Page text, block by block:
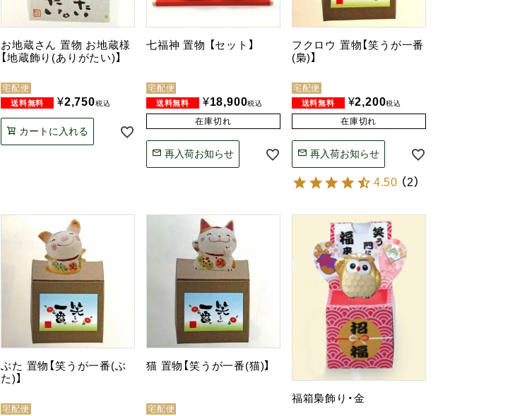
お地蔵さん 置物 お地蔵様
【地蔵飾り(ありがたい)】
宅配便
¥2,750税込
カートに入れる
七福神 置物 【セット】
宅配便
¥18,900税込
在庫切れ
再入荷お知らせ
フクロウ 置物【笑うが一番
(梟)】
宅配便
¥2,200税込
在庫切れ
再入荷お知らせ
4.50 （2）
ぶた 置物【笑うが一番(ぶ
た)】
宅配便
猫 置物【笑うが一番(猫)】
宅配便
福箱梟飾り・金